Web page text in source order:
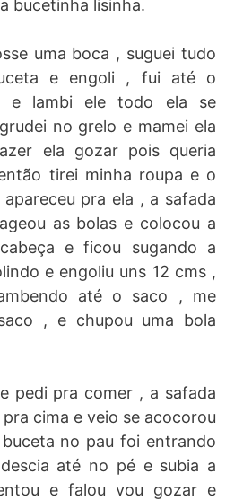
bucetinha lisinha.
uma boca , suguei tudo
e engoli , fui até o
e lambi ele todo ela se
no grelo e mamei ela
ela gozar pois queria
tirei minha roupa e o
pra ela , a safada
as bolas e colocou a
e ficou sugando a
e engoliu uns 12 cms ,
até o saco , me
, e chupou uma bola
pedi pra comer , a safada
cima e veio se acocorou
no pau foi entrando
até no pé e subia a
e falou vou gozar e